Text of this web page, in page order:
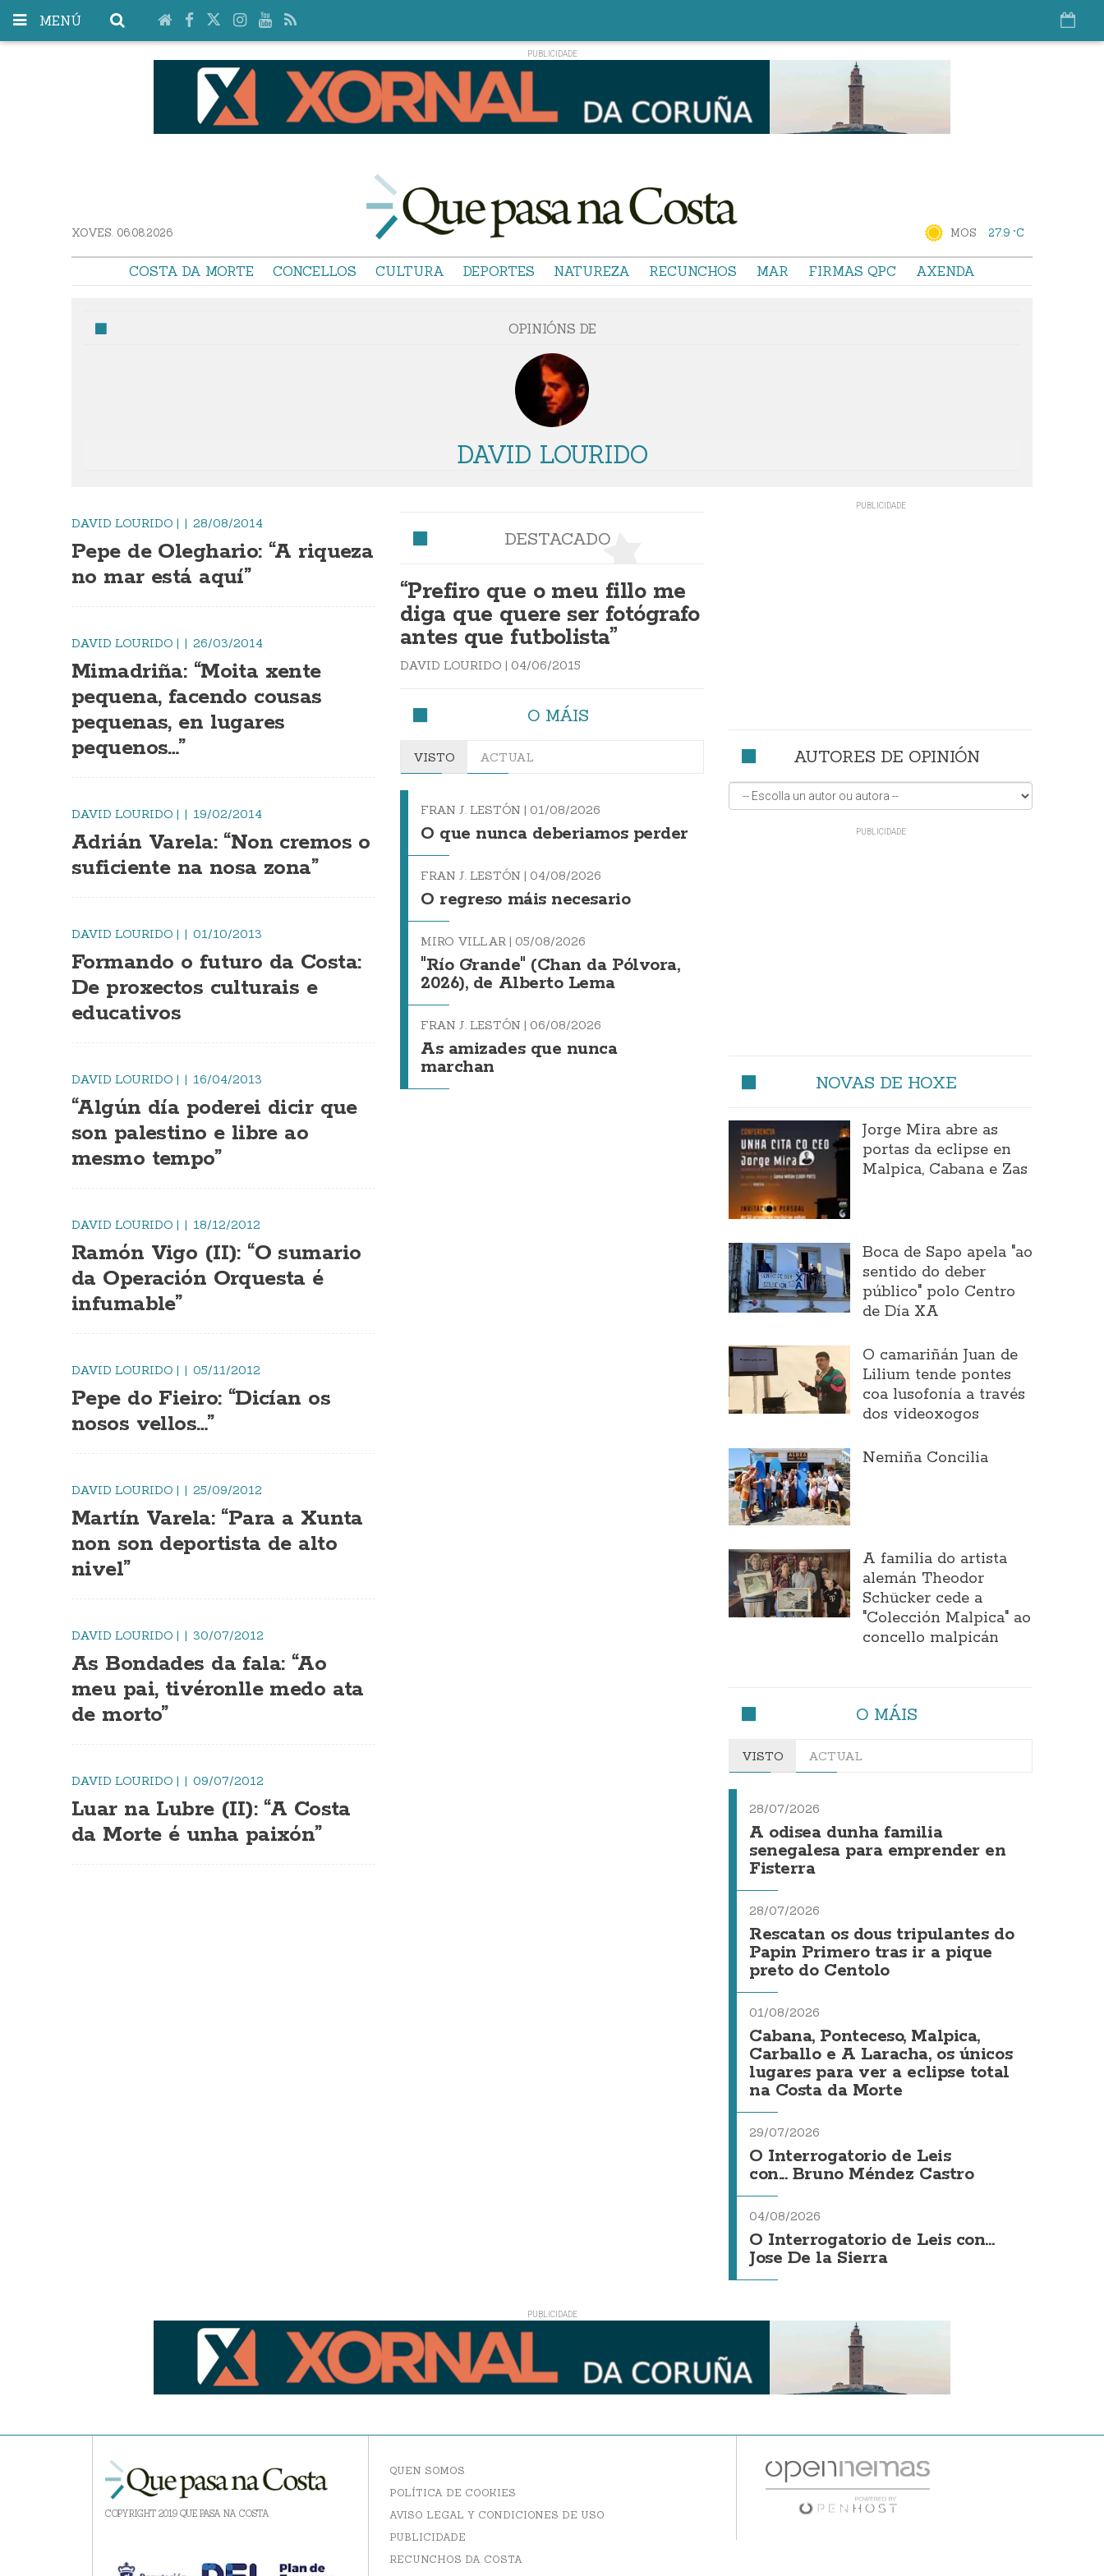
MENÚ
XOVES. 06.08.2026 MOS 27.9 °C
COSTA DA MORTE CONCELLOS CULTURA DEPORTES NATUREZA RECUNCHOS MAR FIRMAS QPC AXENDA
OPINIÓNS DE
DAVID LOURIDO
DAVID LOURIDO | 28/08/2014
Pepe de Oleghario: “A riqueza
no mar está aquí”
DAVID LOURIDO | 26/03/2014
Mimadriña: “Moita xente
pequena, facendo cousas
pequenas, en lugares
pequenos…”
DAVID LOURIDO | 19/02/2014
Adrián Varela: “Non cremos o
suficiente na nosa zona”
DAVID LOURIDO | 01/10/2013
Formando o futuro da Costa:
De proxectos culturais e
educativos
DAVID LOURIDO | 16/04/2013
“Algún día poderei dicir que
son palestino e libre ao
mesmo tempo”
DAVID LOURIDO | 18/12/2012
Ramón Vigo (II): “O sumario
da Operación Orquesta é
infumable”
DAVID LOURIDO | 05/11/2012
Pepe do Fieiro: “Dicían os
nosos vellos…”
DAVID LOURIDO | 25/09/2012
Martín Varela: “Para a Xunta
non son deportista de alto
nivel”
DAVID LOURIDO | 30/07/2012
As Bondades da fala: “Ao
meu pai, tivéronlle medo ata
de morto”
DAVID LOURIDO | 09/07/2012
Luar na Lubre (II): “A Costa
da Morte é unha paixón”
DESTACADO
“Prefiro que o meu fillo me
diga que quere ser fotógrafo
antes que futbolista”
DAVID LOURIDO | 04/06/2015
O MÁIS
VISTO ACTUAL
FRAN J. LESTÓN | 01/08/2026
O que nunca deberiamos perder
FRAN J. LESTÓN | 04/08/2026
O regreso máis necesario
MIRO VILLAR | 05/08/2026
"Río Grande" (Chan da Pólvora,
2026), de Alberto Lema
FRAN J. LESTÓN | 06/08/2026
As amizades que nunca
marchan
AUTORES DE OPINIÓN
NOVAS DE HOXE
Jorge Mira abre as
portas da eclipse en
Malpica, Cabana e Zas
Boca de Sapo apela "ao
sentido do deber
público" polo Centro
de Día XA
O camariñán Juan de
Lilium tende pontes
coa lusofonía a través
dos videoxogos
Nemiña Concilia
A familia do artista
alemán Theodor
Schücker cede a
"Colección Malpica" ao
concello malpicán
O MÁIS
VISTO ACTUAL
28/07/2026
A odisea dunha familia
senegalesa para emprender en
Fisterra
28/07/2026
Rescatan os dous tripulantes do
Papin Primero tras ir a pique
preto do Centolo
01/08/2026
Cabana, Ponteceso, Malpica,
Carballo e A Laracha, os únicos
lugares para ver a eclipse total
na Costa da Morte
29/07/2026
O Interrogatorio de Leis
con... Bruno Méndez Castro
04/08/2026
O Interrogatorio de Leis con...
Jose De la Sierra
COPYRIGHT 2019 QUE PASA NA COSTA
QUEN SOMOS
POLÍTICA DE COOKIES
AVISO LEGAL Y CONDICIONES DE USO
PUBLICIDADE
RECUNCHOS DA COSTA